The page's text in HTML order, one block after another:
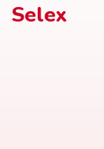
Selex